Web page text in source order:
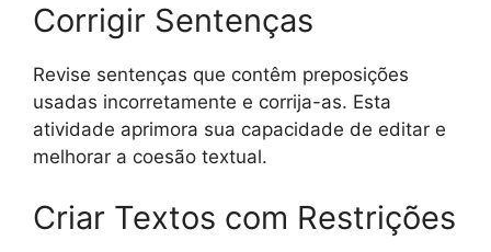
Corrigir Sentenças
Revise sentenças que contêm preposições
usadas incorretamente e corrija-as. Esta
atividade aprimora sua capacidade de editar e
melhorar a coesão textual.
Criar Textos com Restrições